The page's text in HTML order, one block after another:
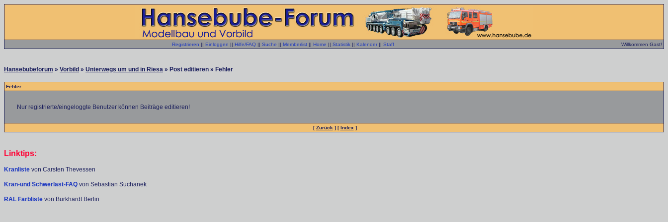
Registrieren || Einloggen || Hilfe/FAQ || Suche || Memberlist || Home || Statistik || Kalender || Staff Willkommen Gast!
Hansebubeforum » Vorbild » Unterwegs um und in Riesa » Post editieren » Fehler
Fehler
Nur registrierte/eingeloggte Benutzer können Beiträge editieren!
[Zurück ] [Index ]
Linktips:
Kranliste von Carsten Thevessen
Kran-und Schwerlast-FAQ von Sebastian Suchanek
RAL Farbliste von Burkhardt Berlin